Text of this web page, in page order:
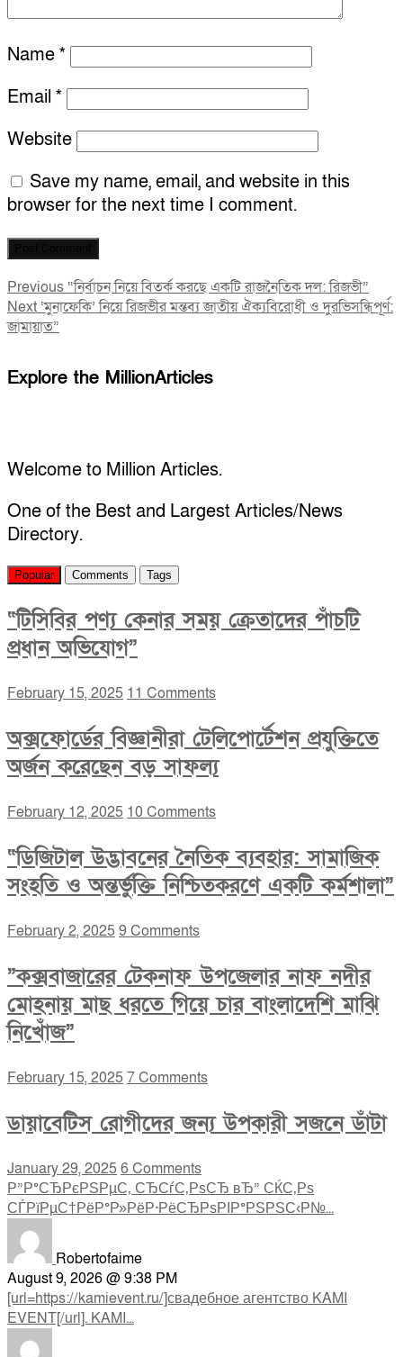
Name*
Email *
Website
Save my name, email, and website in this
browser for the next time I comment.
Post
navigation
Previous Previous
post:
“নির্বাচন নিয়ে বিতর্ক করছে একটি রাজনৈতিক দল: রিজভী”
Next Next
post:
‘মুনাফেকি’ নিয়ে রিজভীর মন্তব্য জাতীয় ঐক্যবিরোধী ও দুরভিসন্ধিপূর্ণ:
জামায়াত”
Explore the MillionArticles
Welcome to Million Articles.
One of the Best and Largest Articles/News
Directory.
Popular Comments Tags
“টিসিবির পণ্য কেনার সময় ক্রেতাদের পাঁচটি
প্রধান অভিযোগ”
February 15, 2025 11 Comments
অক্সফোর্ডের বিজ্ঞানীরা টেলিপোর্টেশন প্রযুক্তিতে
অর্জন করেছেন বড় সাফল্য
February 12, 2025 10 Comments
“ডিজিটাল উদ্ভাবনের নৈতিক ব্যবহার: সামাজিক
সংহতি ও অন্তর্ভুক্তি নিশ্চিতকরণে একটি কর্মশালা”
February 2, 20259 Comments
”কক্সবাজারের টেকনাফ উপজেলার নাফ নদীর
মোহনায় মাছ ধরতে গিয়ে চার বাংলাদেশি মাঝি
নিখোঁজ”
February 15, 20257 Comments
ডায়াবেটিস রোগীদের জন্য উপকারী সজনে ডাঁটা
January 29, 20256 Comments
Р”Р°СЂРєРЅРµС‚ СЂСѓС‚РѕСЂ вЂ” СЌС‚Рѕ
СЃРїРµС†РёР°Р»РёР·РёСЂРѕРІР°РЅРЅС‹Р№...
Robertofaime
August 9, 2026 @ 9:38 PM
[url=https://kamievent.ru/]свадебное агентство KAMI
EVENT[/url]. KAMI...